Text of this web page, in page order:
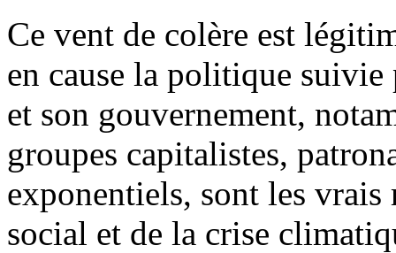
Ce vent de colère est
en cause la politique
et son gouvernement,
groupes capitalistes,
exponentiels, sont les vrais
social et de la crise